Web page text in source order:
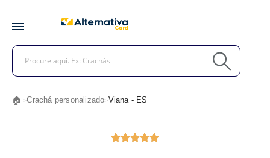
🏠 >Crachá personalizado>Viana - ES